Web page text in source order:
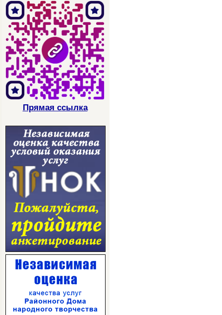
Прямая ссылка